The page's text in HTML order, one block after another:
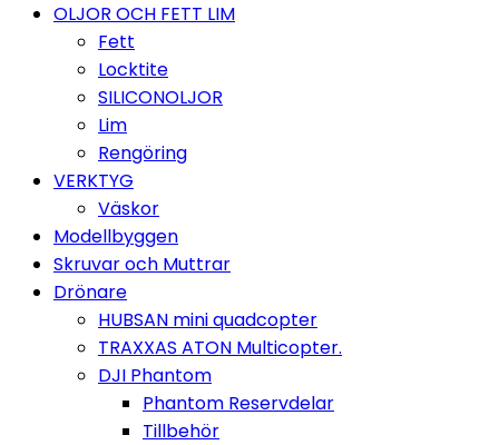
OLJOR OCH FETT LIM
Fett
Locktite
SILICONOLJOR
Lim
Rengöring
VERKTYG
Väskor
Modellbyggen
Skruvar och Muttrar
Drönare
HUBSAN mini quadcopter
TRAXXAS ATON Multicopter.
DJI Phantom
Phantom Reservdelar
Tillbehör